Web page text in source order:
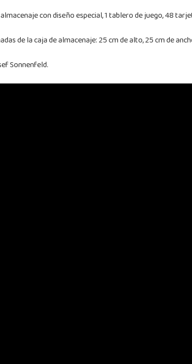
con diseño especial, 1 tablero de juego, 48
de la caja de almacenaje: 25 cm de alto, 25 cm de
Sonnenfeld.